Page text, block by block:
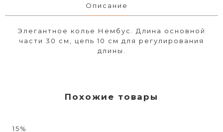
Описание
Элегантное колье Нембус. Длина основной
части 30 см, цепь 10 см для регулирования
длины.
Похожие товары
15%